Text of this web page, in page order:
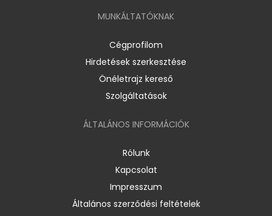
MUNKÁLTATÓKNAK
Cégprofilom
Hirdetések szerkesztése
Önéletrajz kereső
Szolgáltatások
ÁLTALÁNOS INFORMÁCIÓK
Rólunk
Kapcsolat
Impresszum
Általános szerződési feltételek